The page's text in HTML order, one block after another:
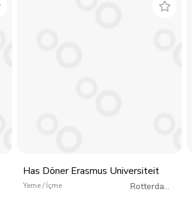
Has Döner Erasmus Universiteit
Yeme / İçme Rotterdam